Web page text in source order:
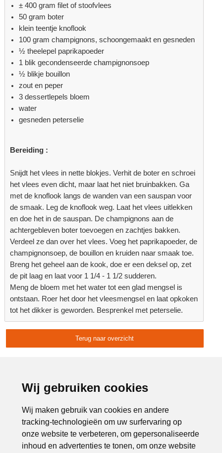
Wij gebruiken cookies
Wij maken gebruik van cookies en andere
tracking-technologieën om uw surfervaring op
onze website te verbeteren, om gepersonaliseerde
inhoud en advertenties te tonen, om onze website
± 400 gram filet of stoofvlees
50 gram boter
klein teentje knoflook
100 gram champignons, schoongemaakt en gesneden
½ theelepel paprikapoeder
1 blik gecondenseerde champignonsoep
½ blikje bouillon
zout en peper
3 dessertlepels bloem
water
gesneden peterselie
Bereiding :
Snijdt het vlees in nette blokjes. Verhit de boter en schroei
het vlees even dicht, maar laat het niet bruinbakken. Ga
met de knoflook langs de wanden van een sauspan voor
de smaak. Leg de knoflook weg. Laat het vlees uitlekken
en doe het in de sauspan. De champignons aan de
achtergebleven boter toevoegen en zachtjes bakken.
Verdeel ze dan over het vlees. Voeg het paprikapoeder, de
champignonsoep, de bouillon en kruiden naar smaak toe.
Breng het geheel aan de kook, doe er een deksel op, zet
de pit laag en laat voor 1 1/4 - 1 1/2 sudderen.
Meng de bloem met het water tot een glad mengsel is
ontstaan. Roer het door het vleesmengsel en laat opkoken
tot het dikker is geworden. Besprenkel met peterselie.
Terug naar overzicht
Advertentie: